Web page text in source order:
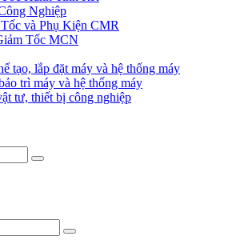
Nghiệp
và Phụ Kiện CMR
Tốc MCN
tạo, lắp đặt máy và hệ thống máy
trì máy và hệ thống máy
tư, thiết bị công nghiệp